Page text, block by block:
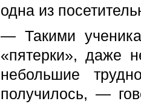
одна из
— Такими
«пятерки», даже
небольшие
получилось, —